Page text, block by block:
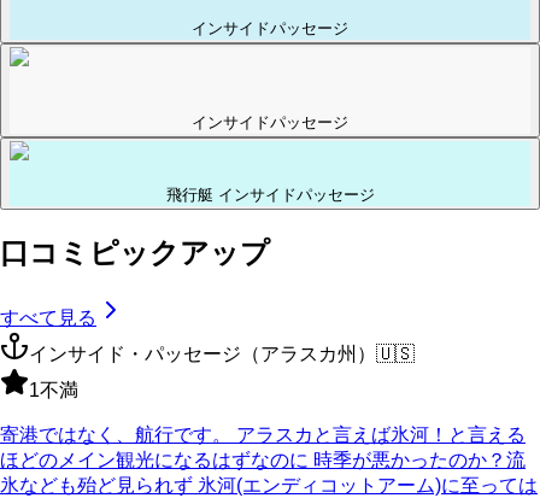
インサイドパッセージ
インサイドパッセージ
飛行艇 インサイドパッセージ
口コミピックアップ
すべて見る
インサイド・パッセージ（アラスカ州） 🇺🇸
1不満
寄港ではなく、航行です。 アラスカと言えば氷河！と言える
ほどのメイン観光になるはずなのに 時季が悪かったのか？流
氷なども殆ど見られず 氷河(エンディコットアーム)に至っては